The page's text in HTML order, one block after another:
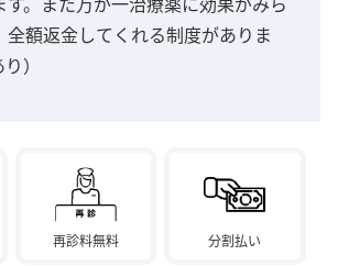
全額返金してくれる制度がありま
）
再診料無料 分割払い